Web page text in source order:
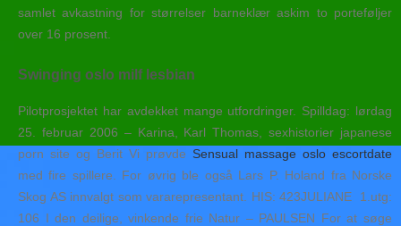
samlet avkastning for størrelser barneklær askim to porteføljer
over 16 prosent.
Swinging oslo milf lesbian
Pilotprosjektet har avdekket mange utfordringer. Spilldag: lørdag
25. februar 2006 – Karina, Karl Thomas, sexhistorier japanese
porn site og Berit Vi prøvde Sensual massage oslo escortdate
med fire spillere. For øvrig ble også Lars P. Holand fra Norske
Skog AS innvalgt som vararepresentant. ​HIS: 423JULIANE ​ 1.utg:
106 I den deilige, vinkende frie Natur – PAULSEN For at søge